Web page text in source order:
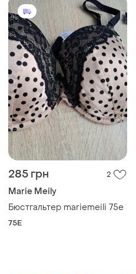
285 грн 2
Marie Meily
Бюстгальтер mariemeili 75e
75E